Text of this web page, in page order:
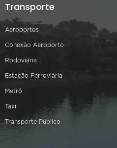
Transporte
Aeroportos
Conexão Aeroporto
Rodoviária
Estação Ferroviária
Metrô
Táxi
Transporte Público